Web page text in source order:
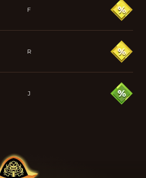
F
R
J